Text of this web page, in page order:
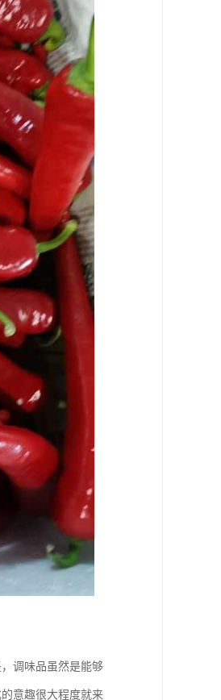
调味品虽然是能够
意趣很大程度就来